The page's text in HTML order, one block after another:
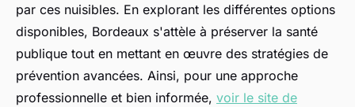
par ces nuisibles. En explorant les différentes options
disponibles, Bordeaux s'attèle à préserver la santé
publique tout en mettant en œuvre des stratégies de
prévention avancées. Ainsi, pour une approche
professionnelle et bien informée, voir le site de